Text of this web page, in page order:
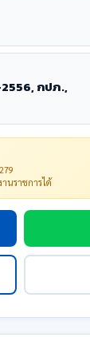
กปภ.,
นราชการได้